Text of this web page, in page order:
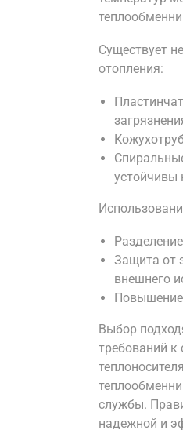
Существует
отопления:
устойчивы
Защита от
внешнего
Повышение
Выбор
требований к
службы.
надежной и